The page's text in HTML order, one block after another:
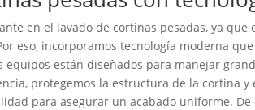
en el lavado de cortinas pesadas, ya
eso, incorporamos tecnología moderna
equipos están diseñados para manejar
protegemos la estructura de la cortina
para asegurar un acabado uniforme.